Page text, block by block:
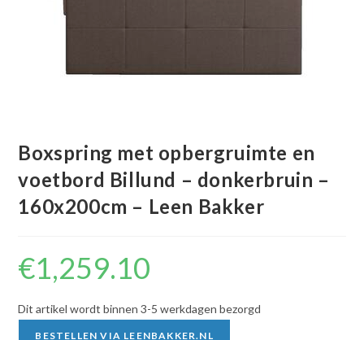
Boxspring met opbergruimte en
voetbord Billund – donkerbruin –
160x200cm – Leen Bakker
€1,259.10
Dit artikel wordt binnen 3-5 werkdagen bezorgd
BESTELLEN VIA LEENBAKKER.NL